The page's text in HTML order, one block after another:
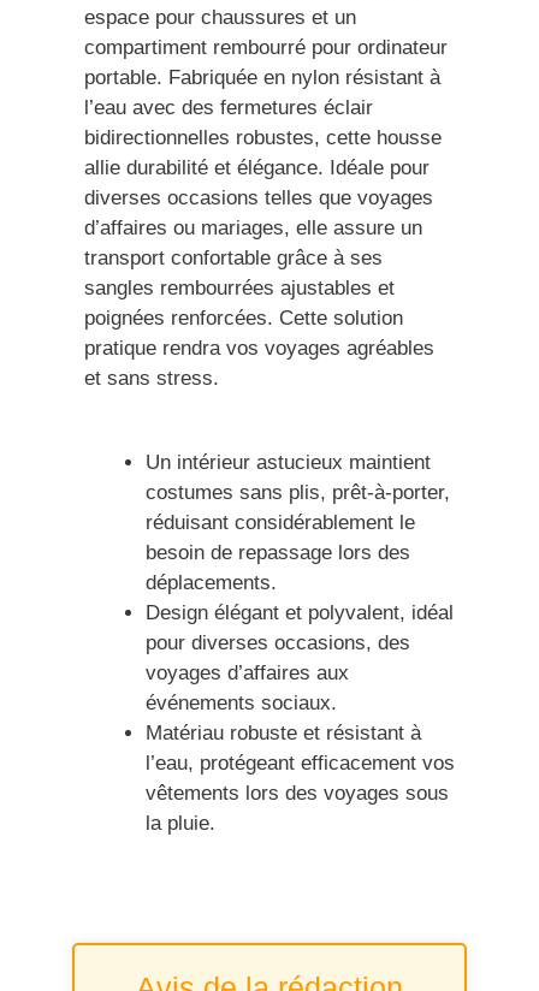
espace pour chaussures et un
compartiment rembourré pour ordinateur
portable. Fabriquée en nylon résistant à
l’eau avec des fermetures éclair
bidirectionnelles robustes, cette housse
allie durabilité et élégance. Idéale pour
diverses occasions telles que voyages
d’affaires ou mariages, elle assure un
transport confortable grâce à ses
sangles rembourrées ajustables et
poignées renforcées. Cette solution
pratique rendra vos voyages agréables
et sans stress.
Un intérieur astucieux maintient
costumes sans plis, prêt-à-porter,
réduisant considérablement le
besoin de repassage lors des
déplacements.
Design élégant et polyvalent, idéal
pour diverses occasions, des
voyages d’affaires aux
événements sociaux.
Matériau robuste et résistant à
l’eau, protégeant efficacement vos
vêtements lors des voyages sous
la pluie.